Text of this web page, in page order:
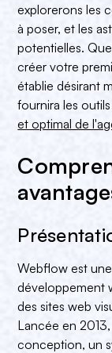
explorerons les
à poser, et les
potentielles.
créer votre
établie désirant
fournira les
et optimal de
Webflow est
développement
des sites web
Lancée en
conception, un